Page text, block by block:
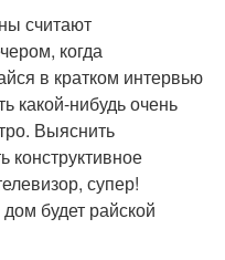
считают
когда
в кратком интервью
какой-нибудь очень
Выяснить
конструктивное
супер!
будет райской